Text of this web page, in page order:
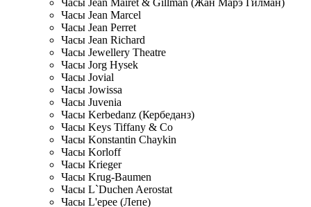
Часы Jean Mairet & Gillman (Жан Марэ Гилман)
Часы Jean Marcel
Часы Jean Perret
Часы Jean Richard
Часы Jewellery Theatre
Часы Jorg Hysek
Часы Jovial
Часы Jowissa
Часы Juvenia
Часы Kerbedanz (Кербеданз)
Часы Keys Tiffany & Co
Часы Konstantin Chaykin
Часы Korloff
Часы Krieger
Часы Krug-Baumen
Часы L`Duchen Aerostat
Часы L'epee (Лепе)